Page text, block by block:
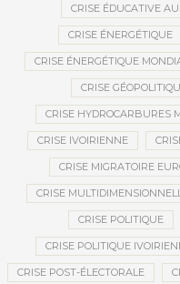
CRISE ÉDUCATIVE
CRISE ÉNERGÉTIQUE
CRISE ÉNERGÉTIQUE
CRISE
CRISE HYDROCARBURES
CRISE IVOIRIENNE
CRISE MIGRATOIRE
CRISE
CRISE POLITIQUE
CRISE POLITIQUE
CRISE POST-ÉLECTORALE